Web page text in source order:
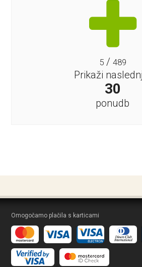
5/ 489
Prikaži
30
ponudb
Omogočamo plačila s karticami